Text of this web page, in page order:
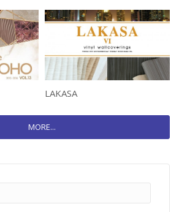
LAKASA
MORE...